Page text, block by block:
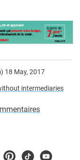
18 May, 2017
intermediaries
Pinterest
TiktokYoutube